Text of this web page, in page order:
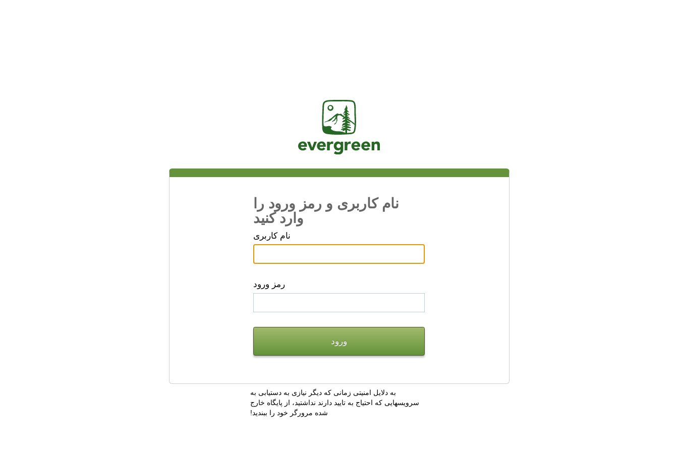
Jasig
نام کاربری و رمز ورود را
وارد کنید
نام کاربری
رمز ورود
به دلایل امنیتی زمانی که دیگر نیازی به دستیابی به
سرویسهایی که احتیاج به تایید دارند نداشتید، از پایگاه خارج
شده مرورگر خود را ببندید!